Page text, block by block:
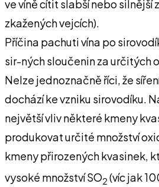
ve víně cítit slabší nebo silnější
zkažených vejcích).
Příčina pachuti vína po
sir-ných sloučenin za určitých
Nelze jednoznačně říci, že
dochází ke vzniku sirovodíku.
největší vliv některé kmeny
produkovat určité množství
kmeny přirozených kvasinek,
vysoké množství SO2 (víc jak